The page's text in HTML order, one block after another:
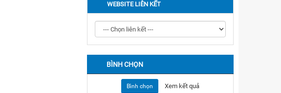
WEBSITE LIÊN KẾT
BÌNH CHỌN
Bình chọn Xem kết quả